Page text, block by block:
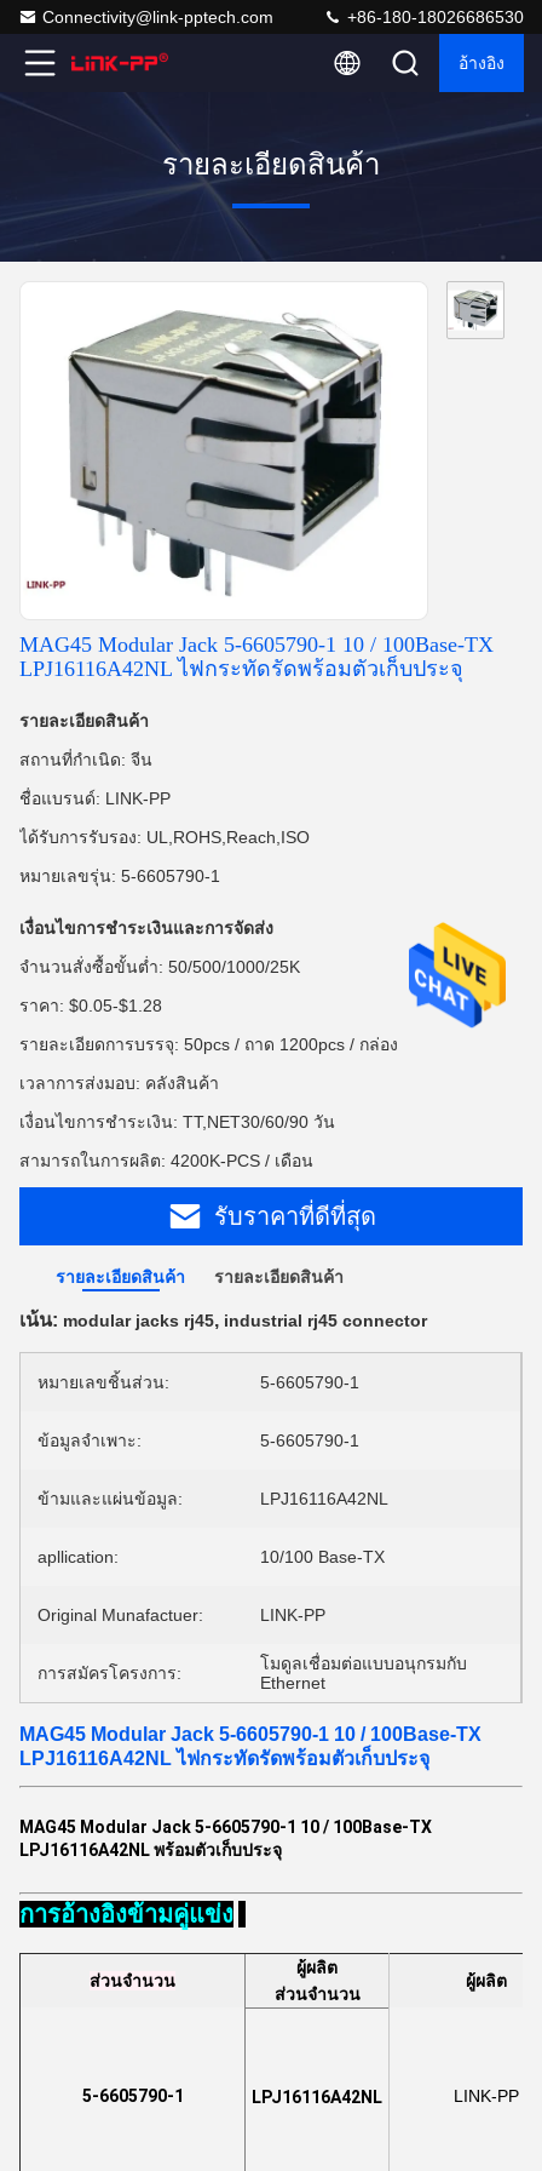
Connectivity@link-pptech.com +86-180-18026686530
อ้างอิง
รายละเอียดสินค้า
MAG45 Modular Jack 5-6605790-1 10 / 100Base-TX
LPJ16116A42NL ไฟกระทัดรัดพร้อมตัวเก็บประจุ
รายละเอียดสินค้า
สถานที่กำเนิด: จีน
ชื่อแบรนด์: LINK-PP
ได้รับการรับรอง: UL,ROHS,Reach,ISO
หมายเลขรุ่น: 5-6605790-1
เงื่อนไขการชำระเงินและการจัดส่ง
จำนวนสั่งซื้อขั้นต่ำ: 50/500/1000/25K
ราคา: $0.05-$1.28
รายละเอียดการบรรจุ: 50pcs / ถาด 1200pcs / กล่อง
เวลาการส่งมอบ: คลังสินค้า
เงื่อนไขการชำระเงิน: TT,NET30/60/90 วัน
สามารถในการผลิต: 4200K-PCS / เดือน
รับราคาที่ดีที่สุด
รายละเอียดสินค้า รายละเอียดสินค้า
เน้น: modular jacks rj45, industrial rj45 connector
หมายเลขชิ้นส่วน: 5-6605790-1
ข้อมูลจำเพาะ: 5-6605790-1
ข้ามและแผ่นข้อมูล: LPJ16116A42NL
apllication: 10/100 Base-TX
Original Munafactuer: LINK-PP
การสมัครโครงการ:
โมดูลเชื่อมต่อแบบอนุกรมกับ
Ethernet
MAG45 Modular Jack 5-6605790-1 10 / 100Base-TX
LPJ16116A42NL ไฟกระทัดรัดพร้อมตัวเก็บประจุ
MAG45 Modular Jack 5-6605790-1 10 / 100Base-TX
LPJ16116A42NL พร้อมตัวเก็บประจุ
การอ้างอิงข้ามคู่แข่ง
ส่วนจำนวน
ผู้ผลิต
ส่วนจำนวน
ผู้ผลิต
5-6605790-1 LPJ16116A42NL LINK-PP